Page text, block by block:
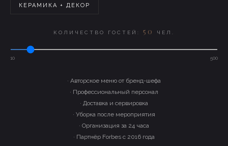
КЕРАМИКА + ДЕКОР
КОЛИЧЕСТВО ГОСТЕЙ: 50 ЧЕЛ.
10 500
· Авторское меню от бренд-шефа
· Профессиональный персонал
· Доставка и сервировка
· Уборка после мероприятия
· Организация за 24 часа
· Партнёр Forbes с 2016 года